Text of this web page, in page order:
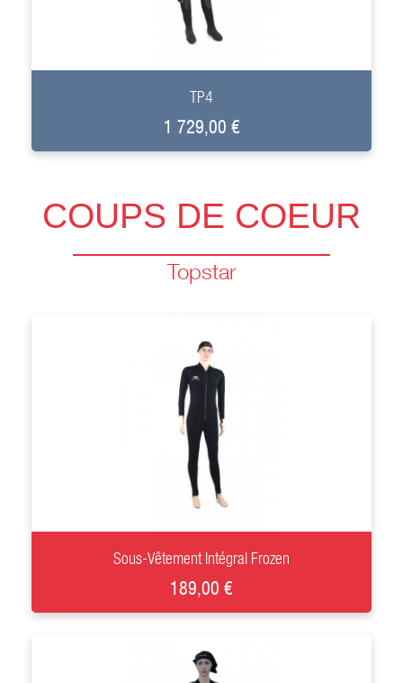
+
TP4
1 729,00 €
COUPS DE COEUR
Topstar
+
Sous-Vêtement Intégral Frozen
189,00 €